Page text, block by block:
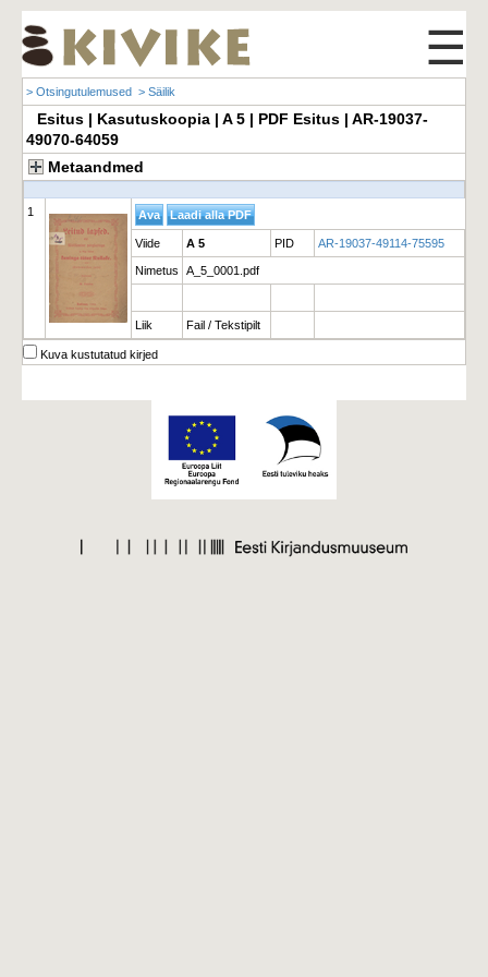
☰
> Otsingutulemused > Säilik
Esitus | Kasutuskoopia | A 5 | PDF Esitus | AR-19037-
49070-64059
Metaandmed
1
Viide A 5 PID AR-19037-49114-75595
Nimetus A_5_0001.pdf
Liik Fail / Tekstipilt
Kuva kustutatud kirjed